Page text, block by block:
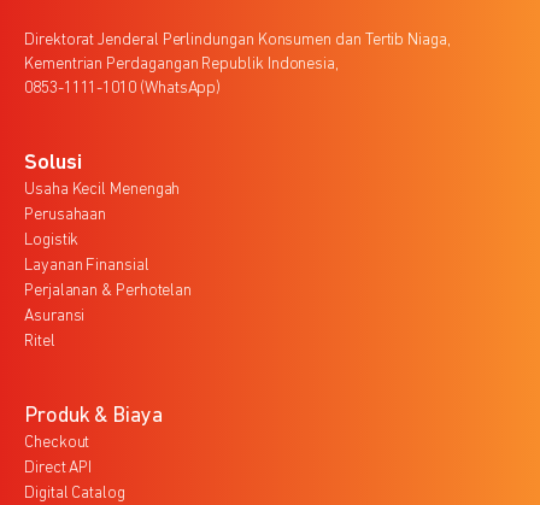
Direktorat Jenderal Perlindungan Konsumen dan Tertib Niaga,
Kementrian Perdagangan Republik Indonesia,
0853-1111-1010 (WhatsApp)
Solusi
Usaha Kecil Menengah
Perusahaan
Logistik
Layanan Finansial
Perjalanan & Perhotelan
Asuransi
Ritel
Produk & Biaya
Checkout
Direct API
Digital Catalog